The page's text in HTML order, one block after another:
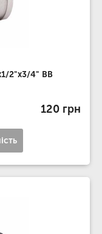
2"х3/4" ВВ
120 грн